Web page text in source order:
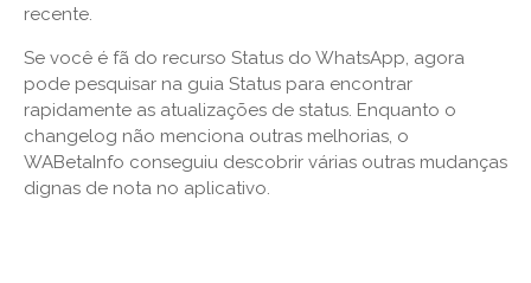
recente.
Se você é fã do recurso Status do WhatsApp, agora
pode pesquisar na guia Status para encontrar
rapidamente as atualizações de status. Enquanto o
changelog não menciona outras melhorias, o
WABetaInfo conseguiu descobrir várias outras mudanças
dignas de nota no aplicativo.